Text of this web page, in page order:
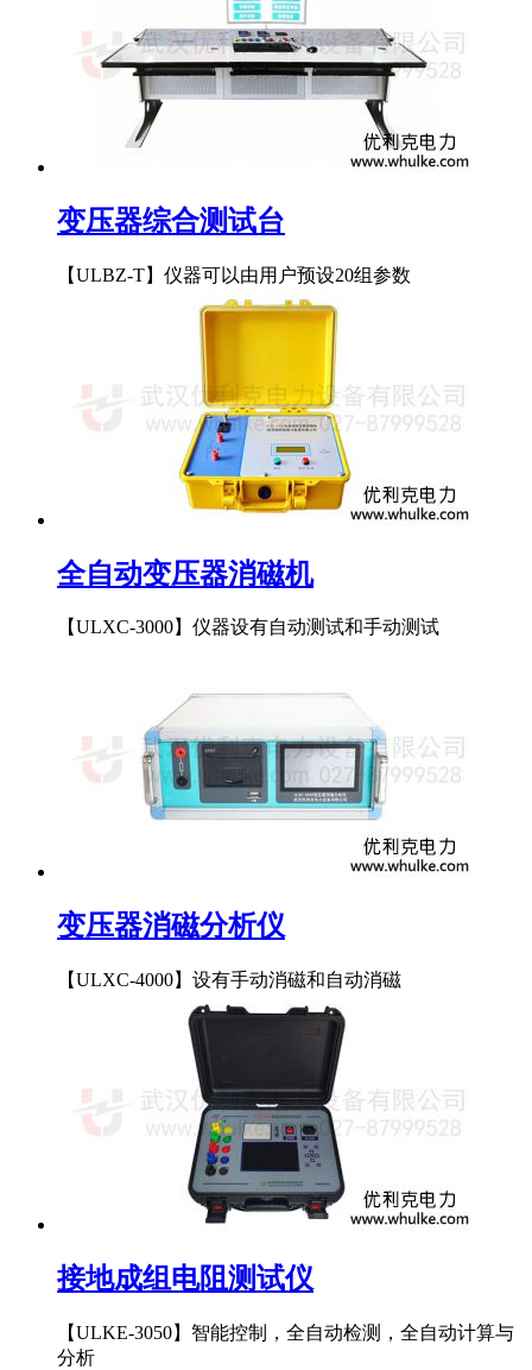
变压器综合测试台
【ULBZ-T】仪器可以由用户预设20组参数
全自动变压器消磁机
【ULXC-3000】仪器设有自动测试和手动测试
变压器消磁分析仪
【ULXC-4000】设有手动消磁和自动消磁
接地成组电阻测试仪
【ULKE-3050】智能控制，全自动检测，全自动计算与
分析